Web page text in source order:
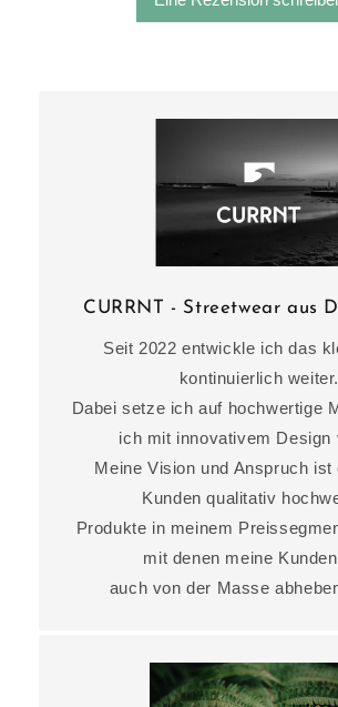
CURRNT - Streetwear aus
Seit 2022 entwickle ich das
kontinuierlich weiter.
Dabei setze ich auf hochwertige
ich mit innovativem Design
Meine Vision und Anspruch ist
Kunden qualitativ
Produkte in meinem
mit denen meine
auch von der Masse